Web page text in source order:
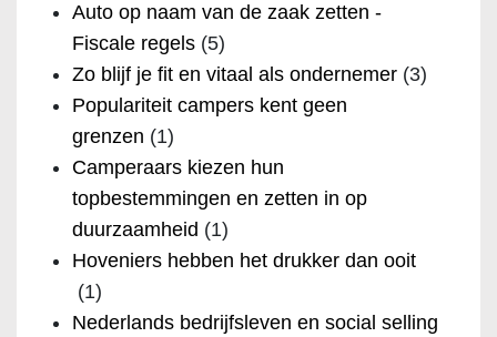
Auto op naam van de zaak zetten -
Fiscale regels (5)
Zo blijf je fit en vitaal als ondernemer (3)
Populariteit campers kent geen
grenzen (1)
Camperaars kiezen hun
topbestemmingen en zetten in op
duurzaamheid (1)
Hoveniers hebben het drukker dan ooit
(1)
Nederlands bedrijfsleven en social selling